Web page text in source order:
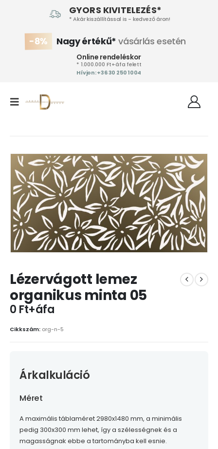
GYORS KIVITELEZÉS*
* Akár kiszállítással is - kedvező áron!
-8% Nagy értékű* vásárlás esetén
Online rendeléskor
* 1.000.000 Ft+áfa felett
Hívjon: +36 30 250 1004‬
Lézervágott lemez
organikus minta 05
0 Ft+áfa
Cikkszám: org-n-5
Árkalkuláció
Méret
A maximális táblaméret 2980x1480 mm, a minimális
pedig 300x300 mm lehet, így a szélességnek és a
magasságnak ebbe a tartományba kell esnie.